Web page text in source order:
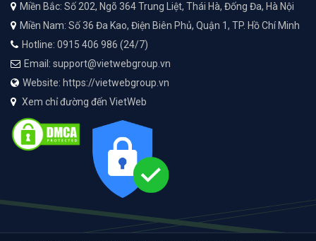
Miền Bắc: Số 202, Ngõ 364 Trung Liệt, Thái Hà, Đống Đa, Hà Nội
Miền Nam: Số 36 Đa Kao, Điện Biên Phủ, Quận 1, TP. Hồ Chí Minh
Hotline: 0915 406 986 (24/7)
Email: support@vietwebgroup.vn
Website: https://vietwebgroup.vn
Xem chỉ đường đến VietWeb